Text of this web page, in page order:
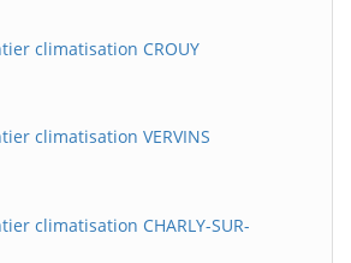
climatisation CROUY
climatisation VERVINS
climatisation CHARLY-SUR-